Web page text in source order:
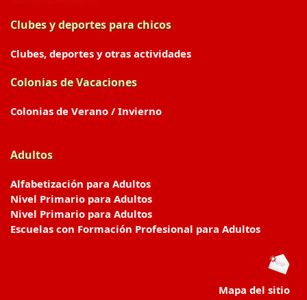
Clubes y deportes para chicos
Clubes, deportes y otras actividades
Colonias de Vacaciones
Colonias de Verano / Invierno
Adultos
Alfabetización para Adultos
Nivel Primario para Adultos
Nivel Primario para Adultos
Escuelas con Formación Profesional para Adultos
Mapa del sitio